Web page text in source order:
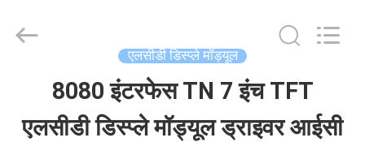
ChengHao
Reserved.
एलसीडी डिस्प्ले मॉड्यूल
8080 इंटरफेस TN 7 इंच TFT
एलसीडी डिस्प्ले मॉड्यूल ड्राइवर आईसी